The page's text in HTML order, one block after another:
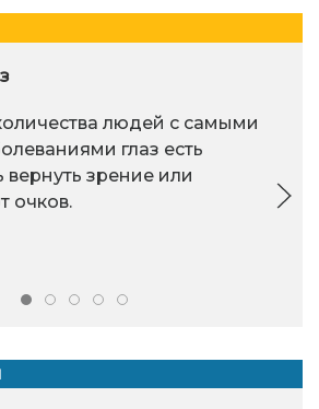
людей с самыми
глаз есть
зрение или
очков.